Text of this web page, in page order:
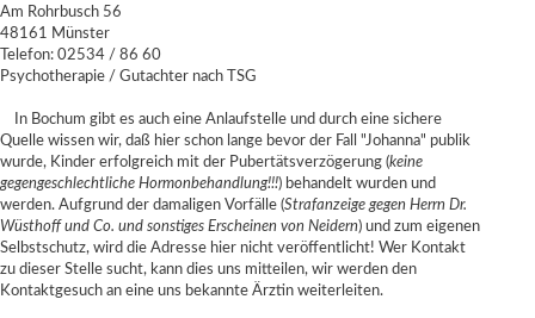
Am Rohrbusch 56
48161 Münster
Telefon: 02534 / 86 60
Psychotherapie / Gutachter nach TSG
In Bochum gibt es auch eine Anlaufstelle und durch eine sichere
Quelle wissen wir, daß hier schon lange bevor der Fall "Johanna" publik
wurde, Kinder erfolgreich mit der Pubertätsverzögerung (keine
gegengeschlechtliche Hormonbehandlung!!!) behandelt wurden und
werden. Aufgrund der damaligen Vorfälle (Strafanzeige gegen Herrn Dr.
Wüsthoff und Co. und sonstiges Erscheinen von Neidern) und zum eigenen
Selbstschutz, wird die Adresse hier nicht veröffentlicht! Wer Kontakt
zu dieser Stelle sucht, kann dies uns mitteilen, wir werden den
Kontaktgesuch an eine uns bekannte Ärztin weiterleiten.